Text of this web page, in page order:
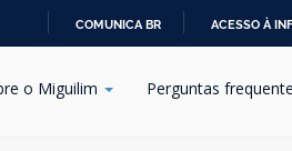
PARA
COMUNICA BR ACESSO À
o Miguilim Perguntas